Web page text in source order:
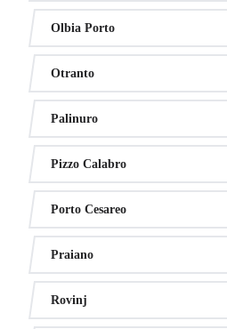
Olbia Porto
Otranto
Palinuro
Pizzo Calabro
Porto Cesareo
Praiano
Rovinj